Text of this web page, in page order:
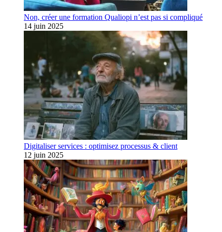
Non, créer une formation Qualiopi n’est pas si compliqué
14 juin 2025
Digitaliser services : optimisez processus & client
12 juin 2025